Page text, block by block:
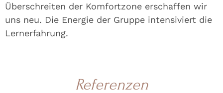
Überschreiten der Komfortzone erschaffen wir
uns neu. Die Energie der Gruppe intensiviert die
Lernerfahrung.
Referenzen